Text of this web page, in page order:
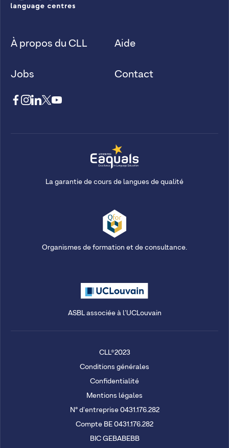
À propos du CLL
Jobs
Aide
Contact
La garantie de cours de langues de qualité
Organismes de formation et de consultance.
ASBL associée à l'UCLouvain
CLL®2023
Conditions générales
Confidentialité
Mentions légales
N° d'entreprise 0431.176.282
Compte BE 0431.176.282
BIC GEBABEBB